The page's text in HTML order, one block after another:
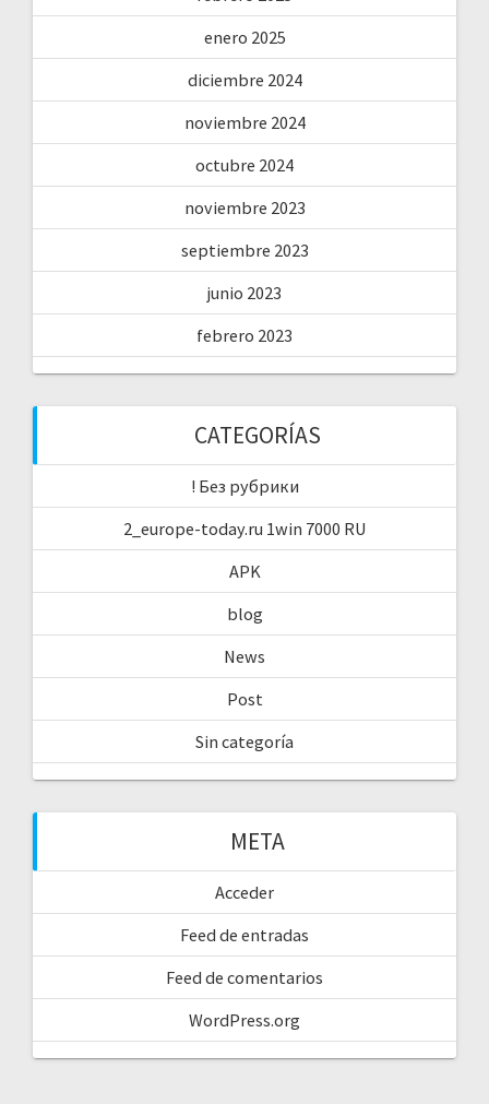
enero 2025
diciembre 2024
noviembre 2024
octubre 2024
noviembre 2023
septiembre 2023
junio 2023
febrero 2023
CATEGORÍAS
! Без рубрики
2_europe-today.ru 1win 7000 RU
APK
blog
News
Post
Sin categoría
META
Acceder
Feed de entradas
Feed de comentarios
WordPress.org